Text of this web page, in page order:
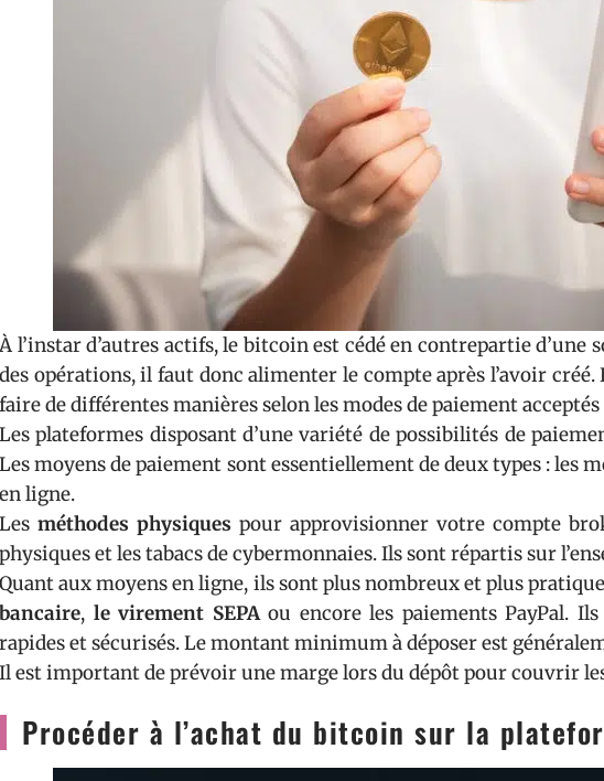
À l’instar d’autres actifs, le bitcoin est cédé en contrepartie d’une
des opérations, il faut donc alimenter le compte après l’avoir créé.
faire de différentes manières selon les modes de paiement
Les plateformes disposant d’une variété de possibilités de
Les moyens de paiement sont essentiellement de deux types : les
en ligne.
Les méthodes physiques pour approvisionner votre compte
physiques et les tabacs de cybermonnaies. Ils sont répartis sur
Quant aux moyens en ligne, ils sont plus nombreux et plus
bancaire, le virement SEPAou encore les paiements PayPal.
rapides et sécurisés. Le montant minimum à déposer est
Il est important de prévoir une marge lors du dépôt pour couvrir
Procéder à l’achat du bitcoin sur la